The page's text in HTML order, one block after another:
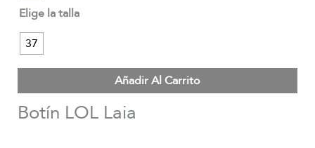
Elige la talla
37
Añadir Al Carrito
Botín LOL Laia